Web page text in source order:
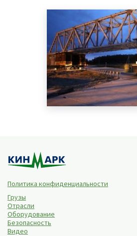
Политика конфиденциальности
Грузы
Отрасли
Оборудование
Безопасность
Видео